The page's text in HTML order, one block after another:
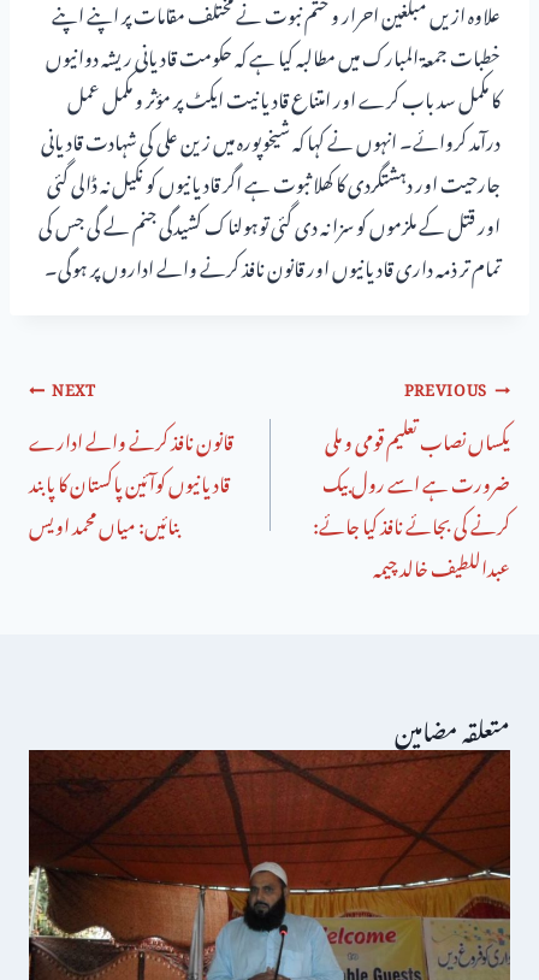
علاوہ ازیں مبلغین احرار و ختم نبوت نے مختلف مقامات پر اپنے اپنے
خطبات جمعۃ المبارک میں مطالبہ کیا ہے کہ حکومت قادیانی ریشہ دوانیوں
کا مکمل سد باب کرے اور امتناع قادیانیت ایکٹ پر مؤثر و مکمل عمل
درآمد کروائے۔ انہوں نے کہا کہ شیخوپورہ میں زین علی کی شہادت قادیانی
جارحیت اور دہشتگردی کا کھلا ثبوت ہے اگر قادیانیوں کو نکیل نہ ڈالی گئی
اور قتل کے ملزموں کو سزا نہ دی گئی توہولناک کشیدگی جنم لے گی جس کی
تمام تر ذمہ داری قادیانیوں اور قانون نافذ کرنے والے اداروں پر ہوگی۔
PREVIOUS
یکساں نصاب تعلیم قومی و ملی
ضرورت ہے اسے رول بیک
کرنے کی بجائے نافذ کیا جائے:
عبداللطیف خالد چیمہ
NEXT
قانون نافذ کرنے والے ادارے
قادیانیوں کوآئین پاکستان کا پابند
بنائیں: میاں محمد اویس
متعلقہ مضامین